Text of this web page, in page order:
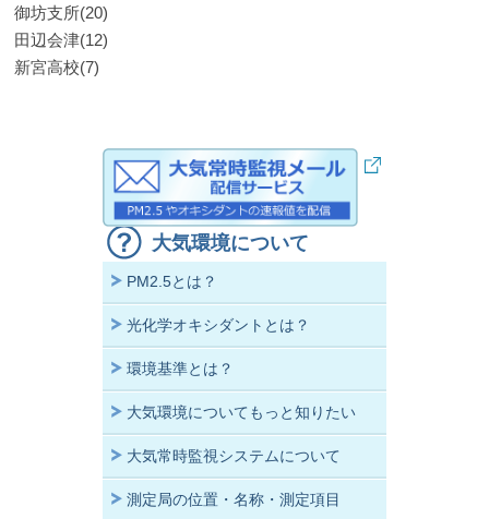
御坊支所(20)
田辺会津(12)
新宮高校(7)
大気環境について
PM2.5とは？
光化学オキシダントとは？
環境基準とは？
大気環境についてもっと知りたい
大気常時監視システムについて
測定局の位置・名称・測定項目